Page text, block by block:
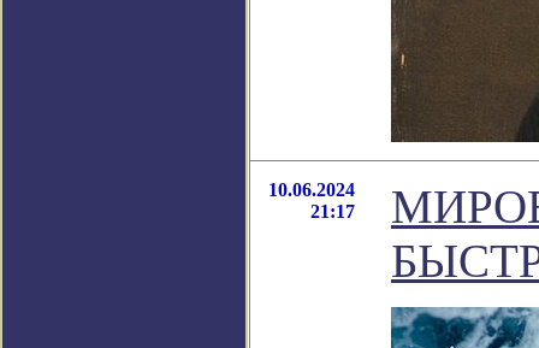
10.06.2024
21:17